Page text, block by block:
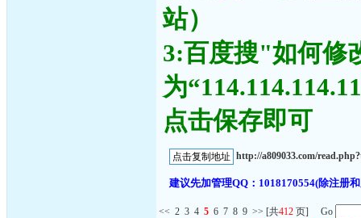
站）
3:百度搜"如何修
为
点击保存即可
http://a809033.com/
建议先加管理QQ：1018170554(除注册
<< 2 3 4 5 6 7 8 9 >> [共412 页] Go